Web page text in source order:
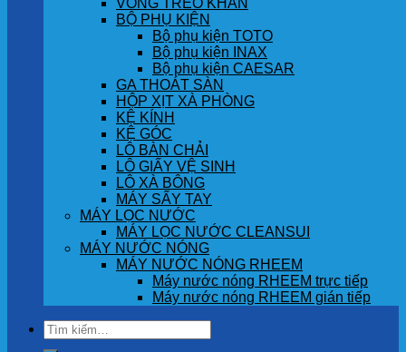
VÒNG TREO KHĂN
BỘ PHỤ KIỆN
Bộ phụ kiện TOTO
Bộ phụ kiện INAX
Bộ phụ kiện CAESAR
GA THOÁT SÀN
HỘP XỊT XÀ PHÒNG
KỆ KÍNH
KỆ GÓC
LÔ BÀN CHẢI
LÔ GIẤY VỆ SINH
LÔ XÀ BÔNG
MÁY SẤY TAY
MÁY LỌC NƯỚC
MÁY LỌC NƯỚC CLEANSUI
MÁY NƯỚC NÓNG
MÁY NƯỚC NÓNG RHEEM
Máy nước nóng RHEEM trực tiếp
Máy nước nóng RHEEM gián tiếp
Tìm
kiếm: